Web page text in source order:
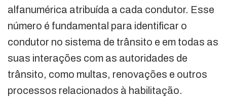
alfanumérica atribuída a cada condutor. Esse
número é fundamental para identificar o
condutor no sistema de trânsito e em todas as
suas interações com as autoridades de
trânsito, como multas, renovações e outros
processos relacionados à habilitação.